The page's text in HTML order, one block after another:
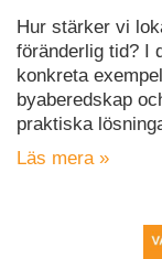
Hur stärker vi
föränderlig tid? I
konkreta
byaberedskap
praktiska
Läs mera »